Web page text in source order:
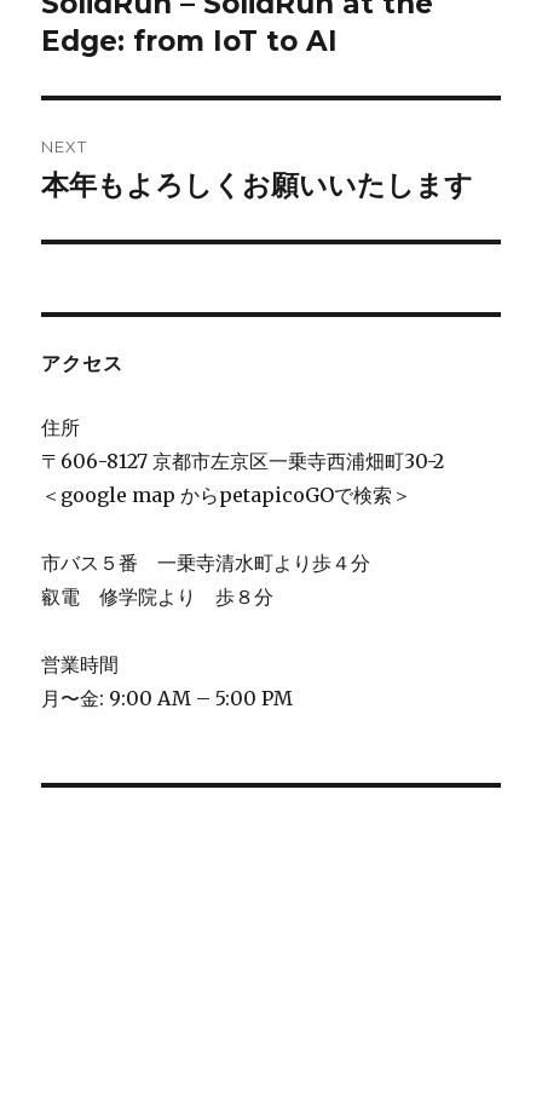
post:
Edge: from IoT to AI
NEXT
Next
本年もよろしくお願いいたします
アクセス
住所
〒606-8127 京都市左京区一乗寺西浦畑町30-2
＜google map からpetapicoGOで検索＞
市バス５番 一乗寺清水町より歩４分
叡電 修学院より 歩８分
営業時間
月〜金: 9:00 AM – 5:00 PM